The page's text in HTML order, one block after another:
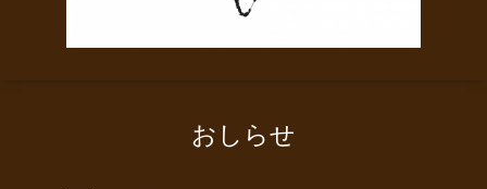
おしらせ